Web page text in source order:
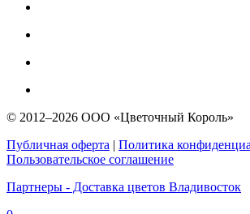
© 2012–2026 ООО «Цветочный Король»
Публичная оферта | Политика
Пользовательское соглашение
Партнеры - Доставка цветов Владивосток